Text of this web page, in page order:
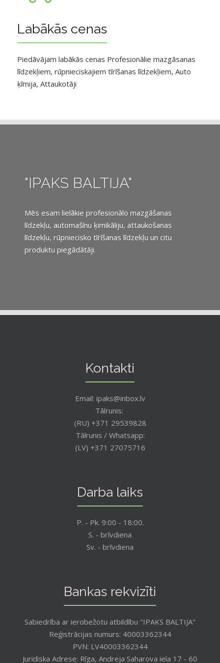
Labākās cenas
Piedāvājam labākās cenas Profesionālie mazgāsanas
līdzekļiem, rūpnieciskajiem tīrīšanas līdzekļiem, Auto
ķīmija, Attaukotāji
"IPAKS BALTIJA"
Mēs esam lielākie profesionālo mazgāšanas
līdzekļu, automašīnu ķimikāliju, attaukošanas
līdzekļu, rūpniecisko tīrīšanas līdzekļu un citu
produktu piegādātāji.
Kontakti
Email: ipaks@inbox.lv
Tālrunis:
(RU) +371 29539828
Tālrunis / Whatsapp:
(LV) +371 27075716
Darba laiks
P. - Pk. 9:00 - 18:00.
S. - brīvdiena
Sv. - brīvdiena
Bankas rekvizīti
Sabiedrība ar ierobežotu atbildību "IPAKS BALTIJA"
Reģistrācijas numurs: 40003362344
PVN: LV40003362344
Juridiska Adrese: Rīga, Andreja Saharova iela 17 - 60